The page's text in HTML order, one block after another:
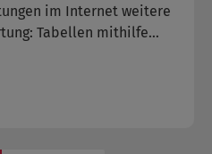
im Internet weitere
Tabellen mithilfe